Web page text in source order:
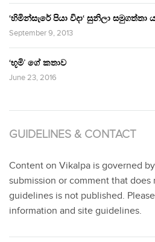
‘හිමින්සැරේ පියා විදා‘ සුනිලා සමුගත්තා
September 9, 2013
‘භූමි’ ගේ කතාව
June 23, 2016
GUIDELINES & CONTACT
Content on Vikalpa is governed
submission or comment that does
guidelines is not published.
information and site guidelines.